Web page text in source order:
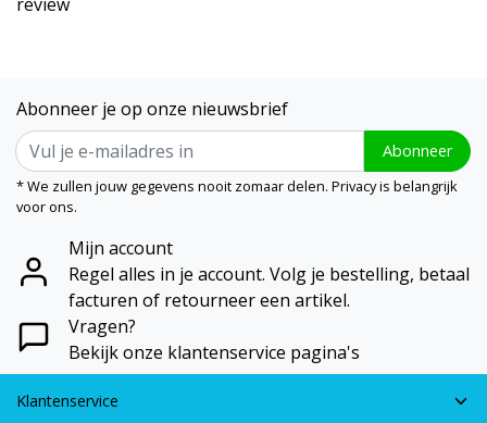
Abonneer je op onze nieuwsbrief
Abonneer
* We zullen jouw gegevens nooit zomaar delen. Privacy is belangrijk
voor ons.
Mijn account
Regel alles in je account. Volg je bestelling, betaal
facturen of retourneer een artikel.
Vragen?
Bekijk onze klantenservice pagina's
Klantenservice